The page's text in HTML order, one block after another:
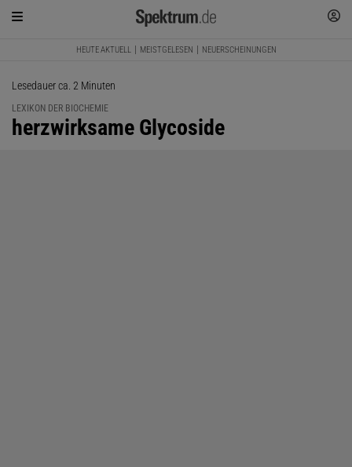
HEUTE AKTUELL MEISTGELESEN NEUERSCHEINUNGEN
Lesedauer ca. 2 Minuten
LEXIKON DER BIOCHEMIE
:
herzwirksame Glycoside